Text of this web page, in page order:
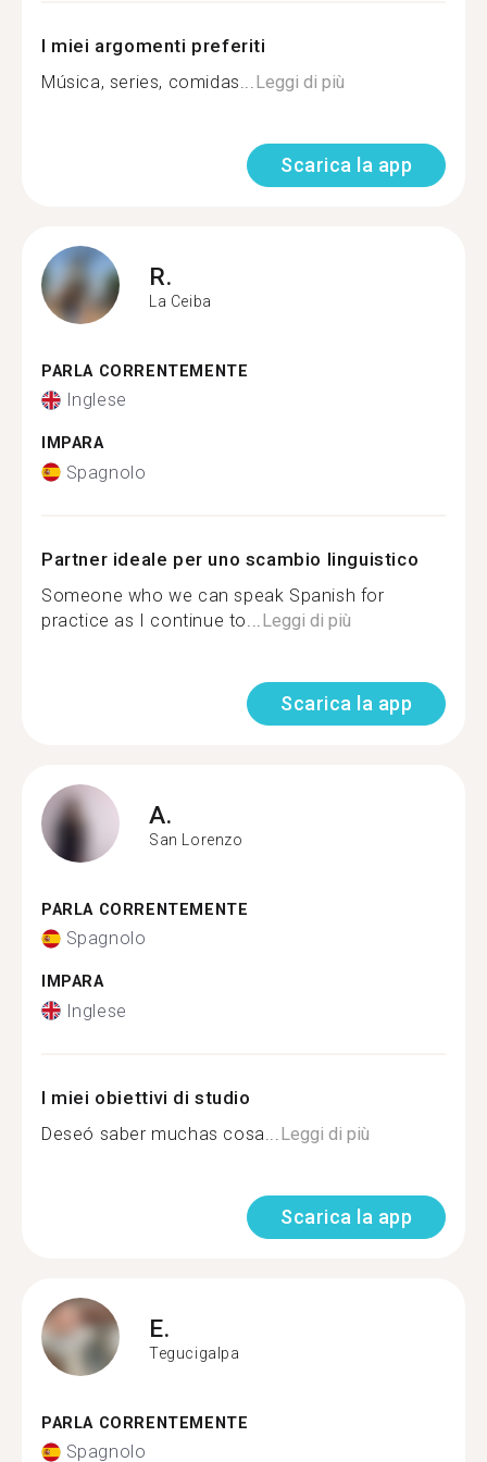
I miei argomenti preferiti
Música, series, comidas... Leggi di più
Scarica la app
R.
La Ceiba
PARLA CORRENTEMENTE
Inglese
IMPARA
Spagnolo
Partner ideale per uno scambio linguistico
Someone who we can speak Spanish for
practice as I continue to... Leggi di più
Scarica la app
A.
San Lorenzo
PARLA CORRENTEMENTE
Spagnolo
IMPARA
Inglese
I miei obiettivi di studio
Deseó saber muchas cosa... Leggi di più
Scarica la app
E.
Tegucigalpa
PARLA CORRENTEMENTE
Spagnolo